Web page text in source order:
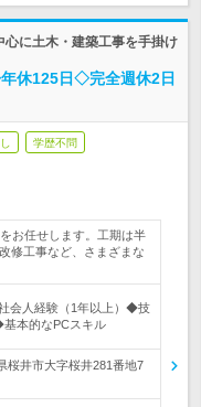
に土木・建築工事を手掛け
休125日◇完全週休2日
学歴不問
お任せします。工期は半
修工事など、さまざまな
会人経験（1年以上）◆技
本的なPCスキル
桜井市大字桜井281番地7